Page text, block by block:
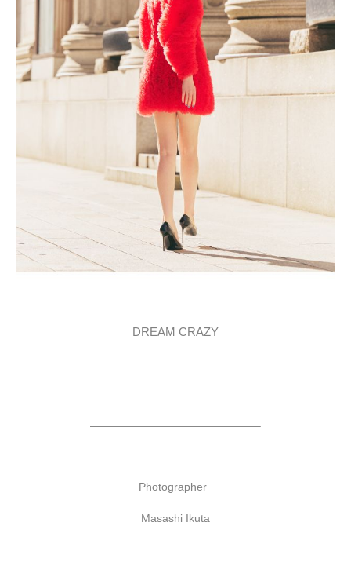
DREAM CRAZY
———————————————–
Photographer
Masashi Ikuta